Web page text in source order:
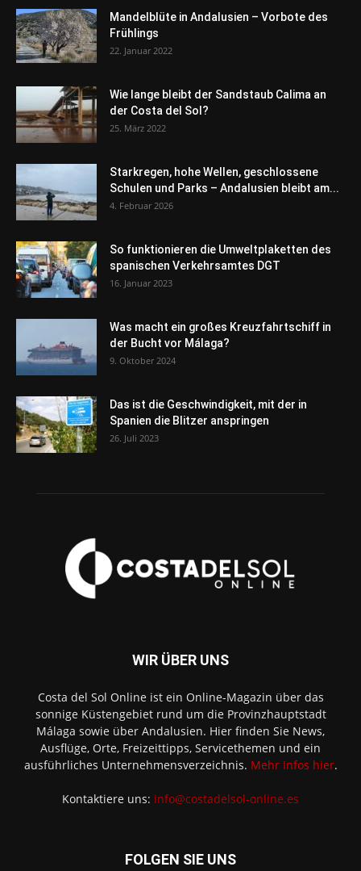
Mandelblüte in Andalusien – Vorbote des
Frühlings
22. Januar 2022
Wie lange bleibt der Sandstaub Calima an
der Costa del Sol?
25. März 2022
Starkregen, hohe Wellen, geschlossene
Schulen und Parks – Andalusien bleibt am...
4. Februar 2026
So funktionieren die Umweltplaketten des
spanischen Verkehrsamtes DGT
16. Januar 2023
Was macht ein großes Kreuzfahrtschiff in
der Bucht vor Málaga?
9. Oktober 2024
Das ist die Geschwindigkeit, mit der in
Spanien die Blitzer anspringen
26. Juli 2023
WIR ÜBER UNS
Costa del Sol Online ist ein Online-Magazin über das
sonnige Küstengebiet rund um die Provinzhauptstadt
Málaga sowie über Andalusien. Hier finden Sie News,
Ausflüge, Orte, Freizeittipps, Servicethemen und ein
ausführliches Unternehmensverzeichnis. Mehr Infos hier.
Kontaktiere uns: info@costadelsol-online.es
FOLGEN SIE UNS